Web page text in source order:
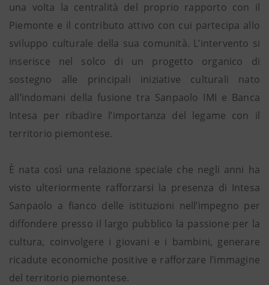
una volta la centralità del proprio rapporto con il
Piemonte e il contributo attivo con cui partecipa allo
sviluppo culturale della sua comunità. L’intervento si
inserisce nel solco di un progetto organico di
sostegno alle principali iniziative culturali nato
all’indomani della fusione tra Sanpaolo IMI e Banca
Intesa per ribadire l’importanza del legame con il
territorio piemontese.
È nata così una relazione speciale che negli anni ha
visto ulteriormente rafforzarsi la presenza di Intesa
Sanpaolo a fianco delle istituzioni nell’impegno per
diffondere presso il largo pubblico la passione per la
cultura, coinvolgere i giovani e i bambini, generare
ricadute economiche positive e rafforzare l’immagine
del territorio piemontese.